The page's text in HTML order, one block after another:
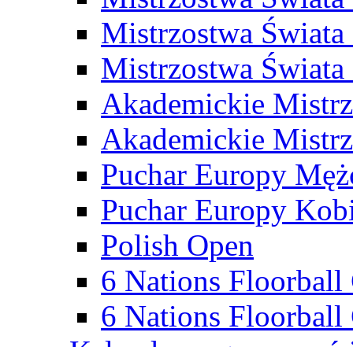
Mistrzostwa
Mistrzostwa
Akademickie
Akademickie
Puchar Europy
Puchar Europy
Polish Open
6 Nations Floorball
6 Nations Floorball